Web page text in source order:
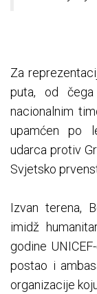
Za
puta, od
nacionalnim
upamćen po
udarca protiv
Svjetsko
Izvan terena,
imidž
godine
postao i
organizacije